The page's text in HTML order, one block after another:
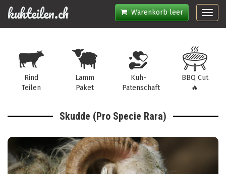
Warenkorb leer
kuhteilen.ch
Rind
Teilen
Lamm
Paket
Kuh-
Patenschaft
BBQ Cut
🔥
Skudde (Pro Specie Rara)